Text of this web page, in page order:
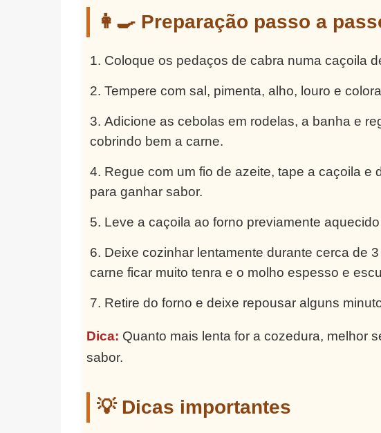
👩‍🍳 Preparação passo a
Coloque os pedaços de cabra numa caçoila
Tempere com sal, pimenta, alho, louro e
Adicione as cebolas em rodelas, a banha e
cobrindo bem a carne.
Regue com um fio de azeite, tape a caçoila
para ganhar sabor.
Leve a caçoila ao forno previamente aquecido
Deixe cozinhar lentamente durante cerca de
carne ficar muito tenra e o molho espesso e
Retire do forno e deixe repousar alguns
Dica: Quanto mais lenta for a cozedura, melhor
sabor.
💡 Dicas importantes